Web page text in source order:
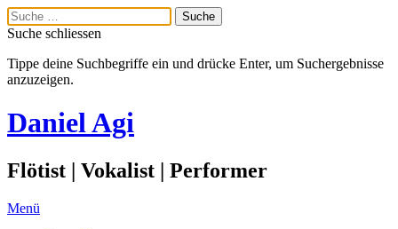
Suche schliessen
Tippe deine Suchbegriffe ein und drücke Enter, um Suchergebnisse
anzuzeigen.
Daniel Agi
Flötist | Vokalist | Performer
Menü